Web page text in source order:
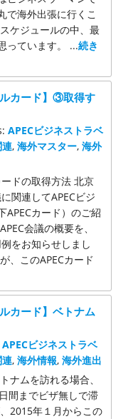
で海外出張に行くこ
ケジュールの中、最
っています。 ...続き
ルカード】③取得す
APECビジネストラベ
連,海外マスター,海外
ドの取得方法 北京
関連してAPECビジ
APECカード）のご紹
会議の概要を、
をお知らせしまし
、このAPECカード
カード】ベトナム
APECビジネストラベ
連,海外情報,海外進出
ナムを訪れる場合、
間までビザ無しで滞
2015年１月からこの